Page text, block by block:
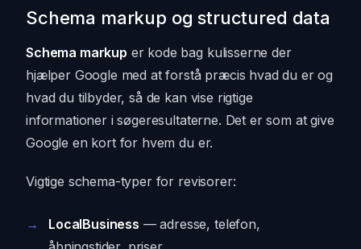
Schema markup og structured data
Schema markup er kode bag kulisserne der
hjælper Google med at forstå præcis hvad du er og
hvad du tilbyder, så de kan vise rigtige
informationer i søgeresultaterne. Det er som at give
Google en kort for hvem du er.
Vigtige schema-typer for revisorer:
LocalBusiness — adresse, telefon,